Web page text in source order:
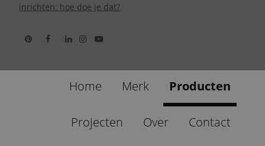
inrichten: hoe doe je dat?
Home Merk Producten
Projecten Over Contact